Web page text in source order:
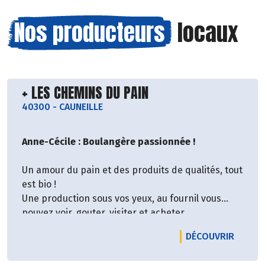
Nos producteurs locaux
Découvrir le producteur
+ LES CHEMINS DU PAIN
40300 - CAUNEILLE
Anne-Cécile : Boulangère passionnée !
Un amour du pain et des produits de qualités, tout
est bio !
Une production sous vos yeux, au fournil vous
pouvez voir, gouter, visiter et acheter.
Anne-Cécile Barbier nous livre ces bons pains,
DÉCOUVRIR